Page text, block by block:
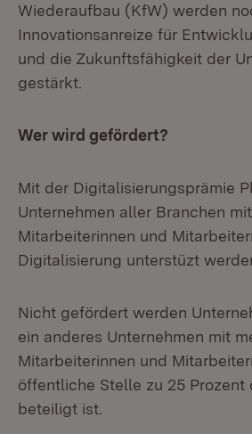
Wiederaufbau (KfW) werden
Innovationsanreize für
und die Zukunftsfähigkeit der
gestärkt.
Wer wird gefördert?
Mit der Digitalisierungsprämie
Unternehmen aller Branchen
Mitarbeiterinnen und
Digitalisierung unterstüzt
Nicht gefördert werden
ein anderes Unternehmen mit
Mitarbeiterinnen und
öffentliche Stelle zu 25 Prozent
beteiligt ist.